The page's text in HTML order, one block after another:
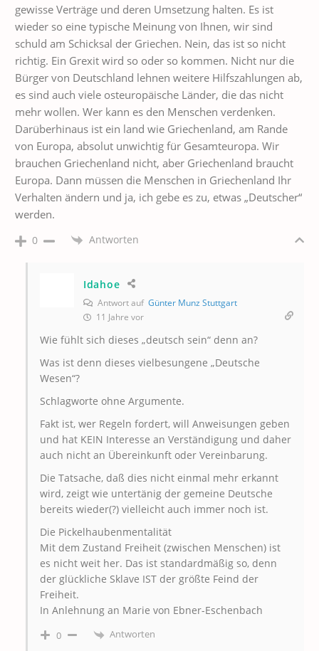
gewisse Verträge und deren Umsetzung halten. Es ist
wieder so eine typische Meinung von Ihnen, wir sind
schuld am Schicksal der Griechen. Nein, das ist so nicht
richtig. Ein Grexit wird so oder so kommen. Nicht nur die
Bürger von Deutschland lehnen weitere Hilfszahlungen ab,
es sind auch viele osteuropäische Länder, die das nicht
mehr wollen. Wer kann es den Menschen verdenken.
Darüberhinaus ist ein land wie Griechenland, am Rande
von Europa, absolut unwichtig für Gesamteuropa. Wir
brauchen Griechenland nicht, aber Griechenland braucht
Europa. Dann müssen die Menschen in Griechenland Ihr
Verhalten ändern und ja, ich gebe es zu, etwas „Deutscher“
werden.
0 Antworten
Idahoe
Antwort auf Günter Munz Stuttgart
11 Jahre vor
Wie fühlt sich dieses „deutsch sein“ denn an?
Was ist denn dieses vielbesungene „Deutsche
Wesen“?
Schlagworte ohne Argumente.
Fakt ist, wer Regeln fordert, will Anweisungen geben
und hat KEIN Interesse an Verständigung und daher
auch nicht an Übereinkunft oder Vereinbarung.
Die Tatsache, daß dies nicht einmal mehr erkannt
wird, zeigt wie untertänig der gemeine Deutsche
bereits wieder(?) vielleicht auch immer noch ist.
Die Pickelhaubenmentalität
Mit dem Zustand Freiheit (zwischen Menschen) ist
es nicht weit her. Das ist standardmäßig so, denn
der glückliche Sklave IST der größte Feind der
Freiheit.
In Anlehnung an Marie von Ebner-Eschenbach
0 Antworten